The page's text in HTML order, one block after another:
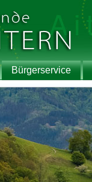
Bürgerservice